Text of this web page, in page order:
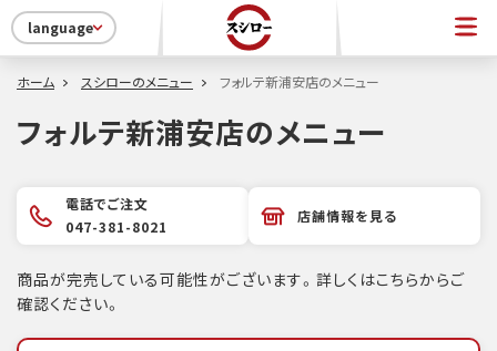
language
ホーム スシローのメニュー フォルテ新浦安店のメニュー
フォルテ新浦安店のメニュー
電話でご注文
047-381-8021
店舗情報を見る
商品が完売している可能性がございます。詳しくはこちらからご
確認ください。